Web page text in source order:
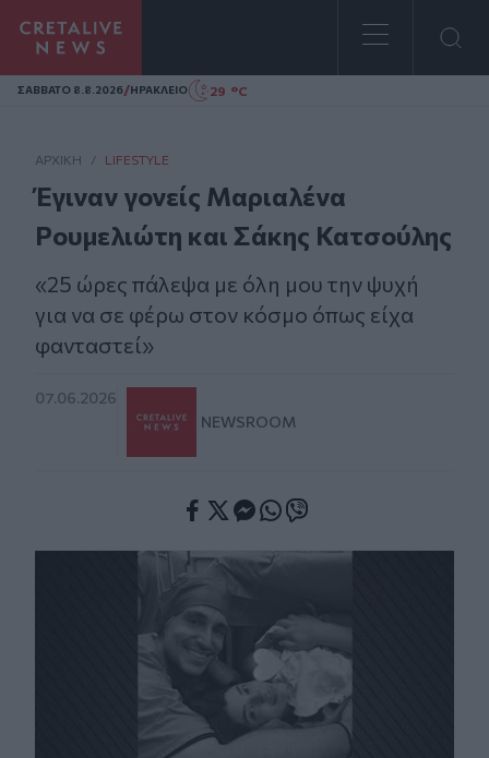
Homepage
ΣAΒΒΑΤΟ 8.8.2026/ΗΡΑΚΛΕΙΟ 29 °C
ΑΡΧΙΚΗ / LIFESTYLE
Έγιναν γονείς Μαριαλένα
Ρουμελιώτη και Σάκης Κατσούλης
«25 ώρες πάλεψα με όλη μου την ψυχή
για να σε φέρω στον κόσμο όπως είχα
φανταστεί»
07.06.2026
NEWSROOM